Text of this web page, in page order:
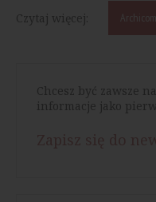
Czytaj więcej: Archicom
Chcesz być zawsze
informacje jako